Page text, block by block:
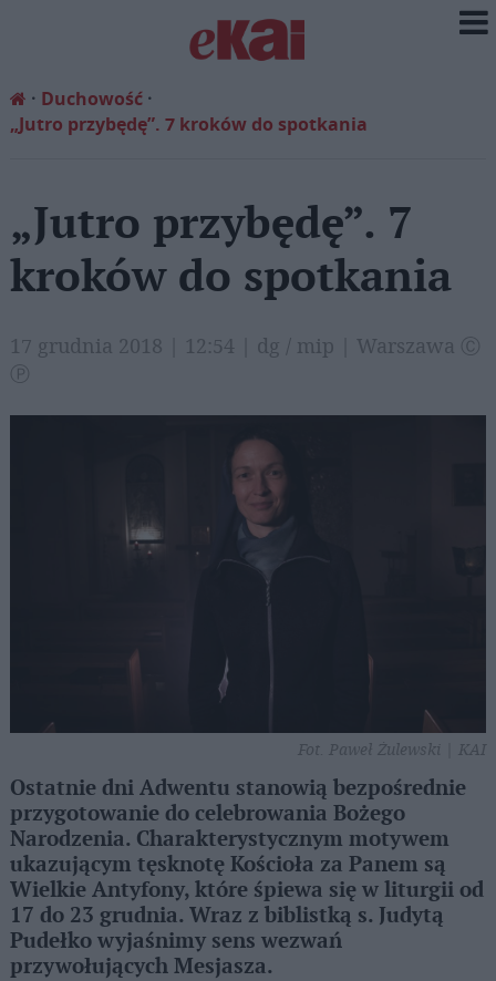
Duchowość
„Jutro przybędę”. 7 kroków do spotkania
„Jutro przybędę”. 7
kroków do spotkania
17 grudnia 2018 | 12:54 | dg / mip | Warszawa Ⓒ
Ⓟ
Fot. Paweł Żulewski | KAI
Ostatnie dni Adwentu stanowią bezpośrednie
przygotowanie do celebrowania Bożego
Narodzenia. Charakterystycznym motywem
ukazującym tęsknotę Kościoła za Panem są
Wielkie Antyfony, które śpiewa się w liturgii od
17 do 23 grudnia. Wraz z biblistką s. Judytą
Pudełko wyjaśnimy sens wezwań
przywołujących Mesjasza.